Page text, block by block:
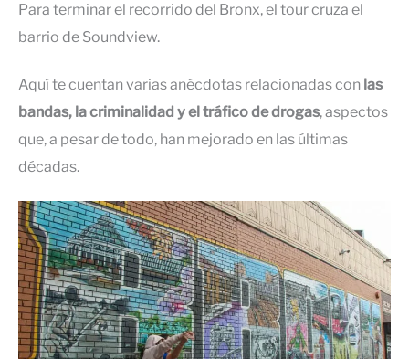
Para terminar el recorrido del Bronx, el tour cruza el
barrio de Soundview.
Aquí te cuentan varias anécdotas relacionadas con las
bandas, la criminalidad y el tráfico de drogas, aspectos
que, a pesar de todo, han mejorado en las últimas
décadas.